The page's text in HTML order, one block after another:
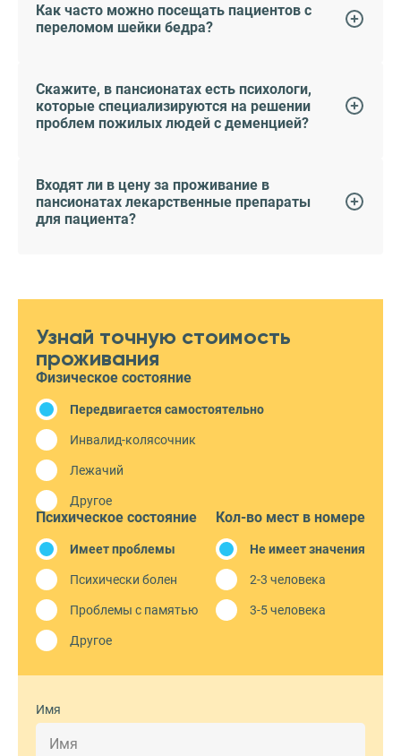
Как часто можно посещать пациентов с
переломом шейки бедра?
Скажите, в пансионатах есть психологи,
которые специализируются на решении
проблем пожилых людей с деменцией?
Входят ли в цену за проживание в
пансионатах лекарственные препараты
для пациента?
Узнай точную стоимость
проживания
Физическое состояние
Передвигается самостоятельно
Инвалид-колясочник
Лежачий
Другое
Психическое состояние
Имеет проблемы
Психически болен
Проблемы с памятью
Другое
Кол-во мест в номере
Не имеет значения
2-3 человека
3-5 человека
Имя